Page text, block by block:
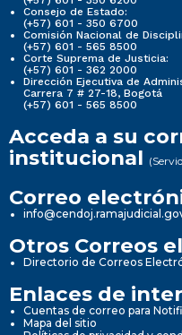
Consejo de Estado:
(+57) 601 - 350 6700
Comisión Nacional de
(+57) 601 - 565 8500
Corte Suprema de Justicia:
(+57) 601 - 362 2000
Dirección Ejecutiva de
Carrera 7 # 27-18, Bogotá
(+57) 601 - 565 8500
Acceda a su
institucional
Correo
Otros Correos
Directorio de Correos
Enlaces de
Cuentas de correo para
Mapa del sitio